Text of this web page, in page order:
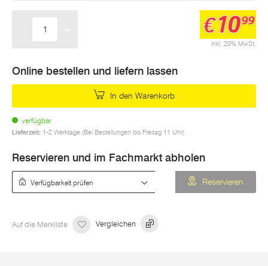
inkl. 20% MwSt.
€1099
Online bestellen und liefern lassen
In den Warenkorb
verfügbar
Lieferzeit: 1-2 Werktage (Bei Bestellungen bis Freitag 11 Uhr)
Reservieren und im Fachmarkt abholen
Reservieren
Auf die Merkliste Vergleichen